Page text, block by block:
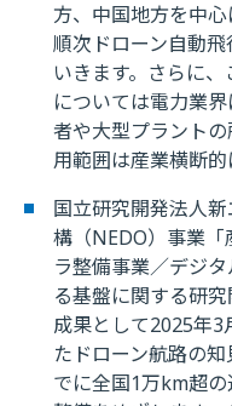
方、中国地方を中
順次ドローン自動
いきます。さらに
については電力業
者や大型プラント
用範囲は産業横断的
国立研究開発法人
構（NEDO）事業「
ラ整備事業／デジ
る基盤に関する研究
成果として2025年3
たドローン航路の
でに全国1万km超